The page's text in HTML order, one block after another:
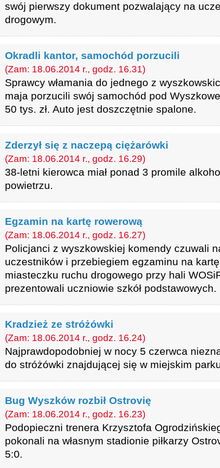
swój pierwszy dokument pozwalający na
drogowym.
Okradli kantor, samochód porzucili
(Zam: 18.06.2014 r., godz. 16.31)
Sprawcy włamania do jednego z
maja porzucili swój samochód pod
50 tys. zł. Auto jest doszczętnie spalone.
Zderzył się z naczepą ciężarówki
(Zam: 18.06.2014 r., godz. 16.29)
38-letni kierowca miał ponad 3 promile
powietrzu.
Egzamin na kartę rowerową
(Zam: 18.06.2014 r., godz. 16.27)
Policjanci z wyszkowskiej komendy czuwali
uczestników i przebiegiem egzaminu na
miasteczku ruchu drogowego przy hali
prezentowali uczniowie szkół podstawowych.
Kradzież ze stróżówki
(Zam: 18.06.2014 r., godz. 16.24)
Najprawdopodobniej w nocy 5 czerwca
do stróżówki znajdującej się w miejskim
Bug Wyszków rozbił Ostrovię
(Zam: 18.06.2014 r., godz. 16.23)
Podopieczni trenera Krzysztofa
pokonali na własnym stadionie piłkarzy
5:0.